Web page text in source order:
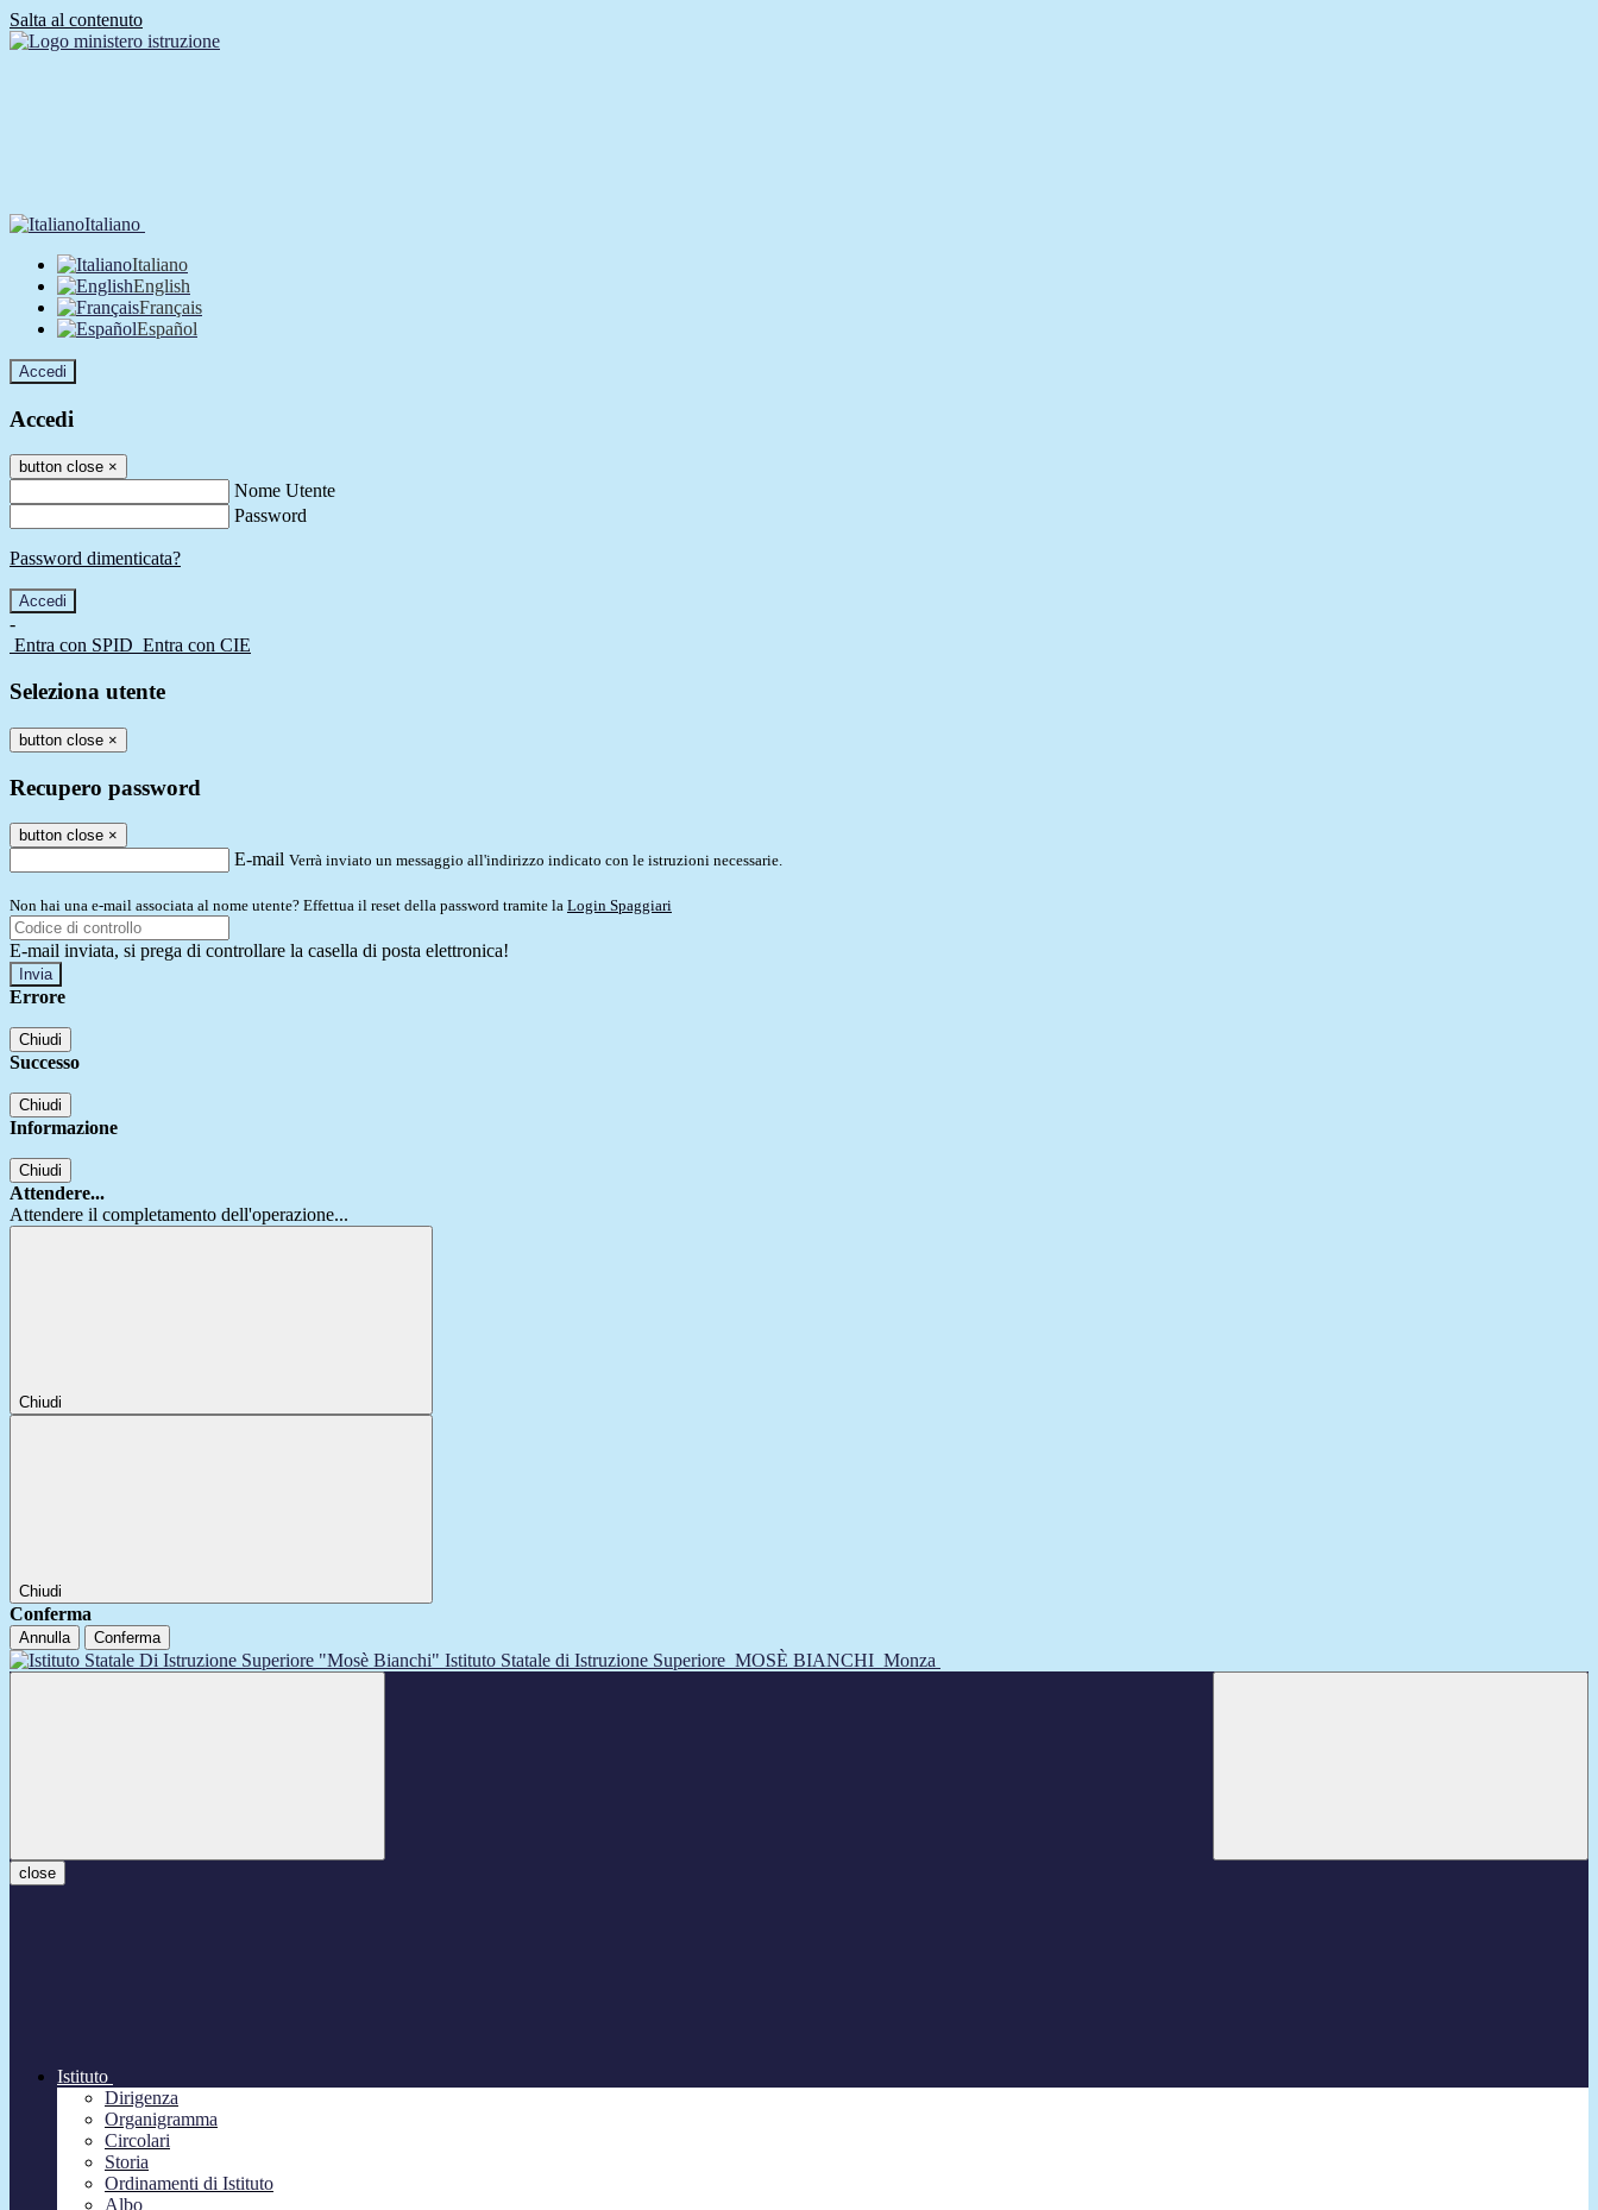
Salta al contenuto
Italiano
Italiano
English
Français
Español
Accedi
Accedi
button close ×
Nome Utente
Password
Password dimenticata?
-
Entra con SPID Entra con CIE
Seleziona utente
button close ×
Recupero password
button close ×
E-mail Verrà inviato un messaggio all'indirizzo indicato con le istruzioni necessarie.
Non hai una e-mail associata al nome utente? Effettua il reset della password tramite la Login Spaggiari
E-mail inviata, si prega di controllare la casella di posta elettronica!
Errore
Chiudi
Successo
Chiudi
Informazione
Chiudi
Attendere...
Attendere il completamento dell'operazione...
Chiudi
Chiudi
Conferma
Annulla Conferma
Istituto Statale di Istruzione Superiore MOSÈ BIANCHI Monza
close
Istituto
Dirigenza
Organigramma
Circolari
Storia
Ordinamenti di Istituto
Albo